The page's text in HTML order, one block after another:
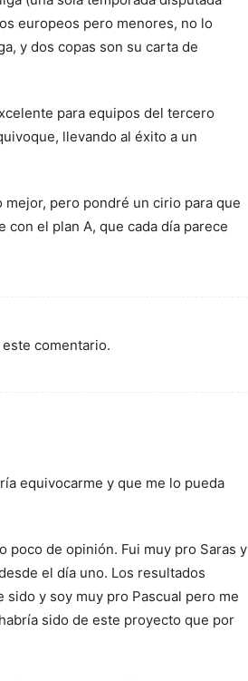
europeos pero menores, no lo
y dos copas son su carta de
para equipos del tercero
llevando al éxito a un
pero pondré un cirio para que
con el plan A, que cada día parece
comentario.
equivocarme y que me lo pueda
poco de opinión. Fui muy pro Saras y
el día uno. Los resultados
y soy muy pro Pascual pero me
sido de este proyecto que por